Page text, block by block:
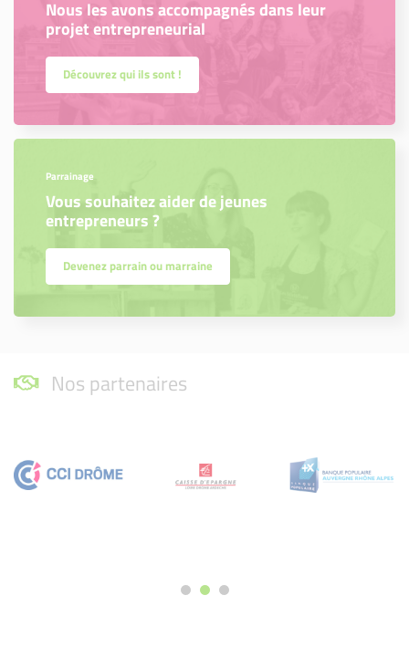
Nous les avons accompagnés dans leur
projet entrepreneurial
Découvrez qui ils sont !
Parrainage
Vous souhaitez aider de jeunes
entrepreneurs ?
Devenez parrain ou marraine
Nos partenaires